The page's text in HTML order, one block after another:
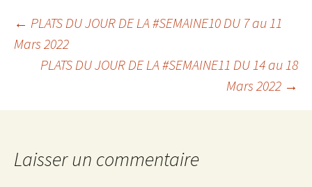
Navigation
des
articles
← PLATS DU JOUR DE LA #SEMAINE10 DU 7 au 11
Mars 2022
PLATS DU JOUR DE LA #SEMAINE11 DU 14 au 18
Mars 2022 →
Laisser un commentaire